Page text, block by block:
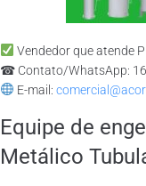
Vendedor que atende
☎ Contato/WhatsApp:
E-mail:
Equipe de
Metálico